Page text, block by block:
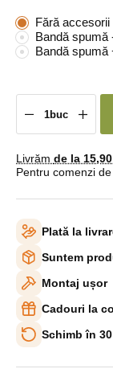
Fără accesorii
Bandă spumă
Bandă spumă
Livrăm de la 15
Pentru comenzi
Plată la
Suntem
Montaj ușor
Cadouri la
Schimb în